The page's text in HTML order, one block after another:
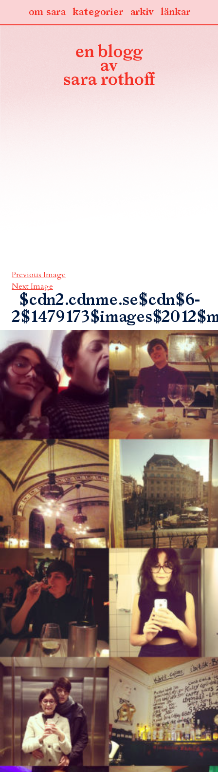
länkar
arkiv
kategorier
om sara
Previous Image
Next Image
$cdn2.cdnme.se$cdn$6-